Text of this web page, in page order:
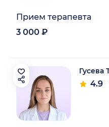
Прием терапевта
3 000 ₽
Гусева
4.9